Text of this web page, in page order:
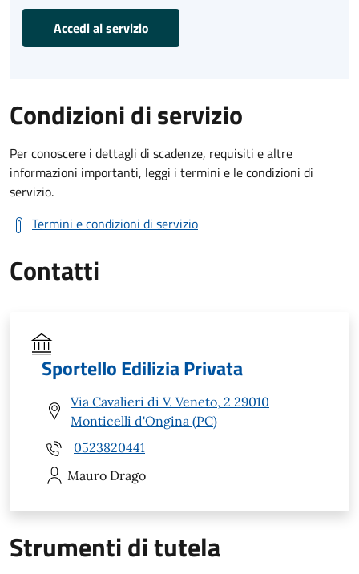
Accedi al servizio
Condizioni di servizio
Per conoscere i dettagli di scadenze, requisiti e altre
informazioni importanti, leggi i termini e le condizioni di
servizio.
Termini e condizioni di servizio
Contatti
Sportello Edilizia Privata
Via Cavalieri di V. Veneto, 2 29010
Monticelli d'Ongina (PC)
0523820441
Mauro Drago
Strumenti di tutela